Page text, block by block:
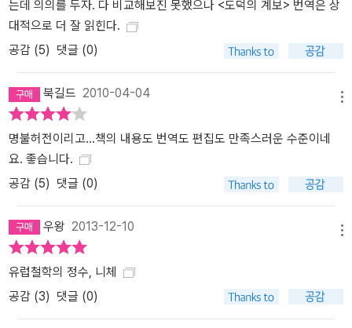
는데 의의를 두자. 다 비교해보진 못했으나 <도덕의 계보> 번역은 상
대적으로 더 잘 읽힌다.
공감 (5) 댓글 (0)
북길드 2010-04-04
명불허전이리고...책의 내용도 번역도 편집도 만족스러운 수준이네
요. 좋습니다.
공감 (5) 댓글 (0)
우왕 2013-12-10
유럽철학의 정수, 니체
공감 (3) 댓글 (0)